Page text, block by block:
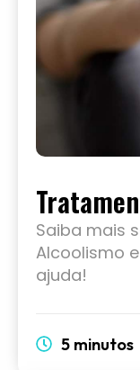
Saiba mais
Alcoolismo
ajuda!
5 minutos